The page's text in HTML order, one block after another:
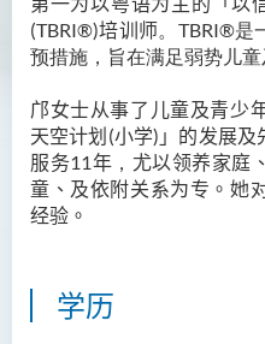
(TBRI®)培训师。 TBRI®是
预措施，旨在满足弱势儿
邝女士从事了儿童及青少
天空计划(小学) 」的发展
服务11年 ， 尤以领养家庭
童、及依附关系为专。她
经验。
学历
Ms
Ms
Mr
Ms
Mr